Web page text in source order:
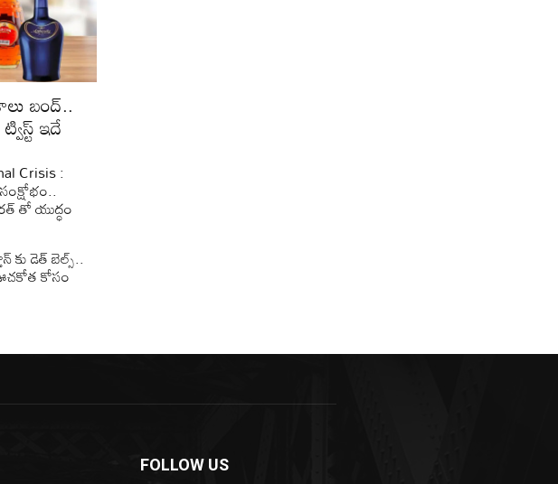
బంద్..
ఇదే
Crisis :
తో యుద్ధం
కు డెత్ బెల్స్..
కోసం
FOLLOW US